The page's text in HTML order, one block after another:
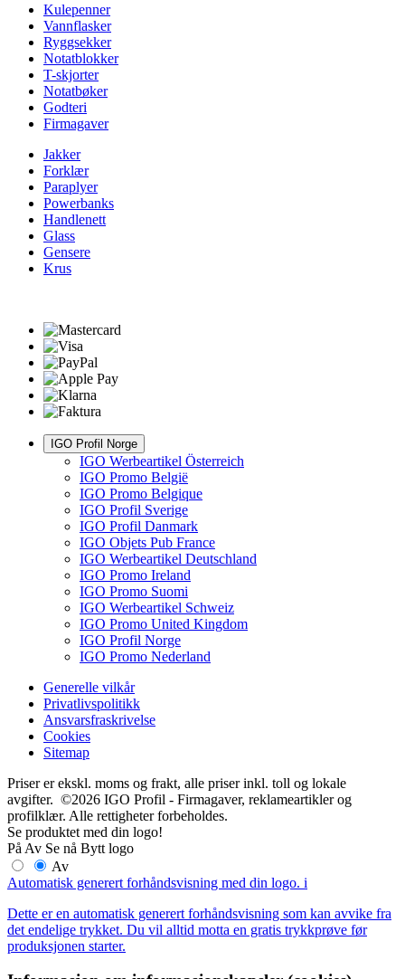
Kulepenner
Vannflasker
Ryggsekker
Notatblokker
T-skjorter
Notatbøker
Godteri
Firmagaver
Jakker
Forklær
Paraplyer
Powerbanks
Handlenett
Glass
Gensere
Krus
IGO Profil Norge
IGO Werbeartikel Österreich
IGO Promo België
IGO Promo Belgique
IGO Profil Sverige
IGO Profil Danmark
IGO Objets Pub France
IGO Werbeartikel Deutschland
IGO Promo Ireland
IGO Promo Suomi
IGO Werbeartikel Schweiz
IGO Promo United Kingdom
IGO Profil Norge
IGO Promo Nederland
Generelle vilkår
Privatlivspolitikk
Ansvarsfraskrivelse
Cookies
Sitemap
Priser er ekskl. moms og frakt, alle priser inkl. toll og lokale
avgifter. ©2026 IGO Profil - Firmagaver, reklameartikler og
profilklær. Alle rettigheter forbeholdes.
Se produktet med din logo!
På Av Se nå Bytt logo
Av
Automatisk generert forhåndsvisning med din logo. i
Dette er en automatisk generert forhåndsvisning som kan avvike fra
det endelige trykket. Du vil alltid motta en gratis trykkprøve før
produksjonen starter.